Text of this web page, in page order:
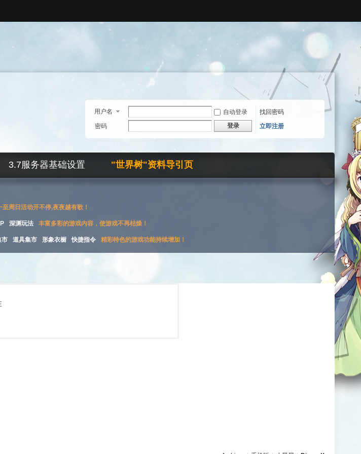
用户名 自动登录
找回密码
密码
登录 立即注册
3.7服务器基础设置 "世界树"资料导引页
至周日活动开不停,夜夜越有歌！
深渊玩法 丰富多彩的游戏内容，使游戏不再枯燥！
市 道具集市 形象衣橱 快捷指令 精彩特色的游戏功能持续增加！